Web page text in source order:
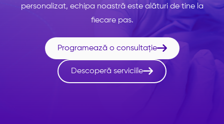
personalizat, echipa noastră este alături de tine la
fiecare pas.
Programează o consultație
Descoperă serviciile